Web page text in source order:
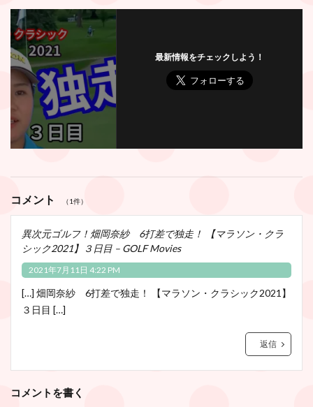
最新情報をチェックしよう！
コメント （1件）
異次元ゴルフ！畑岡奈紗 6打差で独走！ 【マラソン・クラ
シック2021】３日目 – GOLF Movies
2021年7月11日 4:22 PM
[…] 畑岡奈紗 6打差で独走！ 【マラソン・クラシック2021】
３日目 […]
返信
コメントを書く